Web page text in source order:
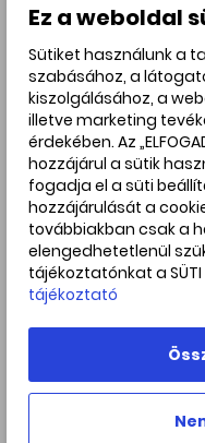
az Alfa Capricornidák
magnitúdós
fényesebbek lehetnek,
csillagok. Színük
egy másodpercnél is
hagyva.
A meteorrajok
korlátozódik: a Déli
23. között, míg az Alfa
15. között figyelhetők
éjszakákon is lehet
meteorok száma majd
gyengül ahogy az
Hogyan keletkezik a
Ez a weboldal
Sütiket használunk a
szabásához, a
kiszolgálásához, a
illetve marketing
érdekében. Az
hozzájárul a sütik
fogadja el a süti
hozzájárulását a
továbbiakban csak a
elengedhetetlenül
tájékoztatónkat a SÜTI
tájékoztató